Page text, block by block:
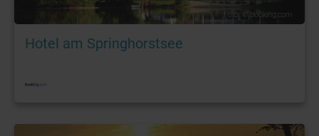
Foto: © booking.com
Hotel am Springhorstsee